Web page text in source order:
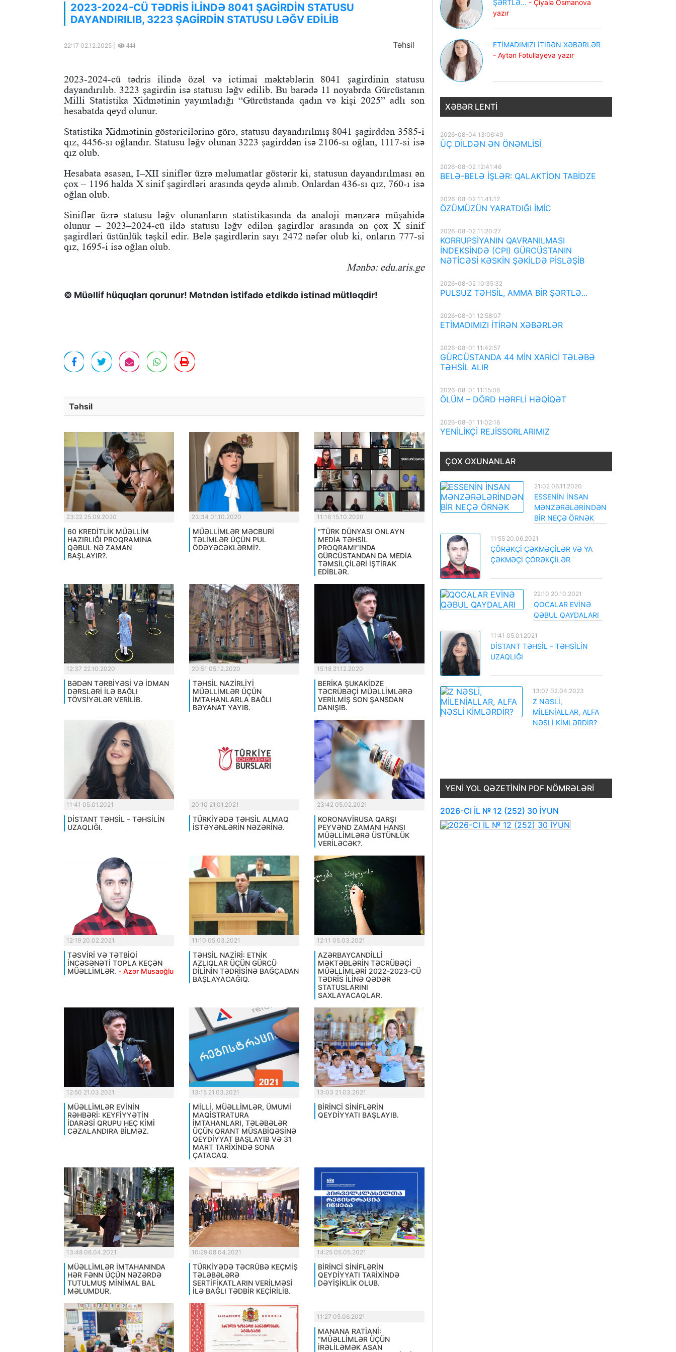
2023-2024-CÜ TƏDRİS İLİNDƏ 8041 ŞAGİRDİN STATUSU
DAYANDIRILIB, 3223 ŞAGİRDİN STATUSU LƏĞV EDİLİB
22:17 02.12.2025 | 444 Təhsil
2023-2024-cü tədris ilində özəl və ictimai məktəblərin 8041 şagirdinin statusu
dayandırılıb. 3223 şagirdin isə statusu ləğv edilib. Bu barədə 11 noyabrda Gürcüstanın
Milli Statistika Xidmətinin yayımladığı “Gürcüstanda qadın və kişi 2025” adlı son
hesabatda qeyd olunur.
Statistika Xidmətinin göstəricilərinə görə, statusu dayandırılmış 8041 şagirddən 3585-i
qız, 4456-sı oğlandır. Statusu ləğv olunan 3223 şagirddən isə 2106-sı oğlan, 1117-si isə
qız olub.
Hesabata əsasən, I–XII siniflər üzrə məlumatlar göstərir ki, statusun dayandırılması ən
çox – 1196 halda X sinif şagirdləri arasında qeydə alınıb. Onlardan 436-sı qız, 760-ı isə
oğlan olub.
Siniflər üzrə statusu ləğv olunanların statistikasında da analoji mənzərə müşahidə
olunur – 2023–2024-cü ildə statusu ləğv edilən şagirdlər arasında ən çox X sinif
şagirdləri üstünlük təşkil edir. Belə şagirdlərin sayı 2472 nəfər olub ki, onların 777-si
qız, 1695-i isə oğlan olub.
Mənbə: edu.aris.ge
© Müəllif hüquqları qorunur! Mətndən istifadə etdikdə istinad mütləqdir!
Təhsil
23:22 25.09.2020
60 KREDİTLİK MÜƏLLİM
HAZIRLIĞI PROQRAMINA
QƏBUL NƏ ZAMAN
BAŞLAYIR?.
23:34 01.10.2020
MÜƏLLİMLƏR MƏCBURİ
TƏLİMLƏR ÜÇÜN PUL
ÖDƏYƏCƏKLƏRMİ?.
11:16 15.10.2020
“TÜRK DÜNYASI ONLAYN
MEDİA TƏHSİL
PROQRAMI”INDA
GÜRCÜSTANDAN DA MEDİA
TƏMSİLÇİLƏRİ İŞTİRAK
EDİBLƏR.
12:37 22.10.2020
BƏDƏN TƏRBİYƏSİ VƏ İDMAN
DƏRSLƏRİ İLƏ BAĞLI
TÖVSİYƏLƏR VERİLİB.
20:51 05.12.2020
TƏHSİL NAZİRLİYİ
MÜƏLLİMLƏR ÜÇÜN
İMTAHANLARLA BAĞLI
BƏYANAT YAYIB.
15:18 21.12.2020
BERİKA ŞUKAKİDZE
TƏCRÜBƏÇİ MÜƏLLİMLƏRƏ
VERİLMİŞ SON ŞANSDAN
DANIŞIB.
11:41 05.01.2021
DİSTANT TƏHSİL – TƏHSİLİN
UZAQLIĞI.
20:10 21.01.2021
TÜRKİYƏDƏ TƏHSİL ALMAQ
İSTƏYƏNLƏRİN NƏZƏRİNƏ.
23:42 05.02.2021
KORONAVİRUSA QARŞI
PEYVƏND ZAMANI HANSI
MÜƏLLİMLƏRƏ ÜSTÜNLÜK
VERİLƏCƏK?.
12:19 20.02.2021
TƏSVİRİ VƏ TƏTBİQİ
İNCƏSƏNƏTİ TOPLA KEÇƏN
MÜƏLLİMLƏR. - Azər Musaoğlu
11:10 05.03.2021
TƏHSİL NAZİRİ: ETNİK
AZLIQLAR ÜÇÜN GÜRCÜ
DİLİNİN TƏDRİSİNƏ BAĞÇADAN
BAŞLAYACAĞIQ.
12:11 05.03.2021
AZƏRBAYCANDİLLİ
MƏKTƏBLƏRİN TƏCRÜBƏÇİ
MÜƏLLİMLƏRİ 2022-2023-CÜ
TƏDRİS İLİNƏ QƏDƏR
STATUSLARINI
SAXLAYACAQLAR.
12:50 21.03.2021
MÜƏLLİMLƏR EVİNİN
RƏHBƏRİ: KEYFİYYƏTİN
İDARƏSİ QRUPU HEÇ KİMİ
CƏZALANDIRA BİLMƏZ.
13:15 21.03.2021
MİLLİ, MÜƏLLİMLƏR, ÜMUMİ
MAQİSTRATURA
İMTAHANLARI, TƏLƏBƏLƏR
ÜÇÜN QRANT MÜSABİQƏSİNƏ
QEYDİYYAT BAŞLAYIB VƏ 31
MART TARİXİNDƏ SONA
ÇATACAQ.
13:03 21.03.2021
BİRİNCİ SİNİFLƏRİN
QEYDİYYATI BAŞLAYIB.
13:48 06.04.2021
MÜƏLLİMLƏR İMTAHANINDA
HƏR FƏNN ÜÇÜN NƏZƏRDƏ
TUTULMUŞ MİNİMAL BAL
MƏLUMDUR.
10:29 08.04.2021
TÜRKİYƏDƏ TƏCRÜBƏ KEÇMİŞ
TƏLƏBƏLƏRƏ
SERTİFİKATLARIN VERİLMƏSİ
İLƏ BAĞLI TƏDBİR KEÇİRİLİB.
14:25 05.05.2021
BİRİNCİ SİNİFLƏRİN
QEYDİYYATI TARİXİNDƏ
DƏYİŞİKLİK OLUB.
11:27 05.06.2021
MANANA RATİANİ:
“MÜƏLLİMLƏR ÜÇÜN
İRƏLİLƏMƏK ASAN
ŞƏRTLƏ... - Çiyalə Osmanova
yazır
ETİMADIMIZI İTİRƏN XƏBƏRLƏR
- Aytən Fətullayeva yazır
XƏBƏR LENTI
2026-08-04 13:06:49
ÜÇ DİLDƏN ƏN ÖNƏMLİSİ
2026-08-02 12:41:46
BELƏ-BELƏ İŞLƏR: QALAKTİON TABİDZE
2026-08-02 11:41:12
ÖZÜMÜZÜN YARATDIĞI İMİC
2026-08-02 11:20:27
KORRUPSİYANIN QAVRANILMASI
İNDEKSİNDƏ (CPI) GÜRCÜSTANIN
NƏTİCƏSİ KƏSKİN ŞƏKİLDƏ PİSLƏŞİB
2026-08-02 10:35:32
PULSUZ TƏHSİL, AMMA BİR ŞƏRTLƏ...
2026-08-01 12:58:07
ETİMADIMIZI İTİRƏN XƏBƏRLƏR
2026-08-01 11:42:57
GÜRCÜSTANDA 44 MİN XARİCİ TƏLƏBƏ
TƏHSİL ALIR
2026-08-01 11:15:08
ÖLÜM – DÖRD HƏRFLİ HƏQİQƏT
2026-08-01 11:02:16
YENİLİKÇİ REJİSSORLARIMIZ
ÇOX OXUNANLAR
21:02 06.11.2020
ESSENİN İNSAN
MƏNZƏRƏLƏRİNDƏN
BİR NEÇƏ ÖRNƏK
11:55 20.06.2021
ÇÖRƏKÇİ ÇƏKMƏÇİLƏR VƏ YA
ÇƏKMƏÇİ ÇÖRƏKÇİLƏR
22:10 20.10.2021
QOCALAR EVİNƏ
QƏBUL QAYDALARI
11:41 05.01.2021
DİSTANT TƏHSİL – TƏHSİLİN
UZAQLIĞI
13:07 02.04.2023
Z NƏSLİ,
MİLENİALLAR, ALFA
NƏSLİ KİMLƏRDİR?
YENI YOL QƏZETININ PDF NÖMRƏLƏRI
2026-CI İL № 12 (252) 30 İYUN